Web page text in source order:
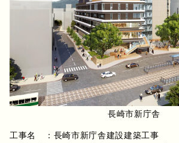
長崎市新庁舎
工事名 ：長崎市新庁舎建設建築工事